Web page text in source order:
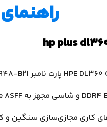
HPE DL360 پارت نامبرB21
DDR4 و شاسی مجهز به 8SFF
کاری مجازی‌سازی سنگین